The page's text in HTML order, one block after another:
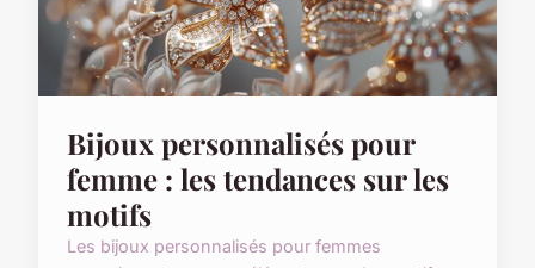
Bijoux personnalisés pour
femme : les tendances sur les
motifs
Les bijoux personnalisés pour femmes